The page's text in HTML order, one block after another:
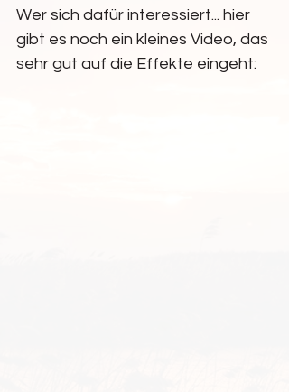
Wer sich dafür interessiert... hier
gibt es noch ein kleines Video, das
sehr gut auf die Effekte eingeht: